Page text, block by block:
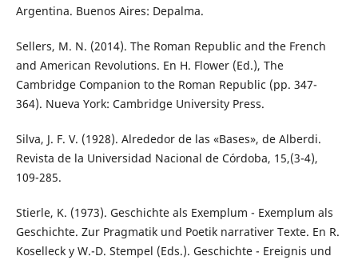
Argentina. Buenos Aires: Depalma.
Sellers, M. N. (2014). The Roman Republic and the French
and American Revolutions. En H. Flower (Ed.), The
Cambridge Companion to the Roman Republic (pp. 347-
364). Nueva York: Cambridge University Press.
Silva, J. F. V. (1928). Alrededor de las «Bases», de Alberdi.
Revista de la Universidad Nacional de Córdoba, 15,(3-4),
109-285.
Stierle, K. (1973). Geschichte als Exemplum - Exemplum als
Geschichte. Zur Pragmatik und Poetik narrativer Texte. En R.
Koselleck y W.-D. Stempel (Eds.). Geschichte - Ereignis und